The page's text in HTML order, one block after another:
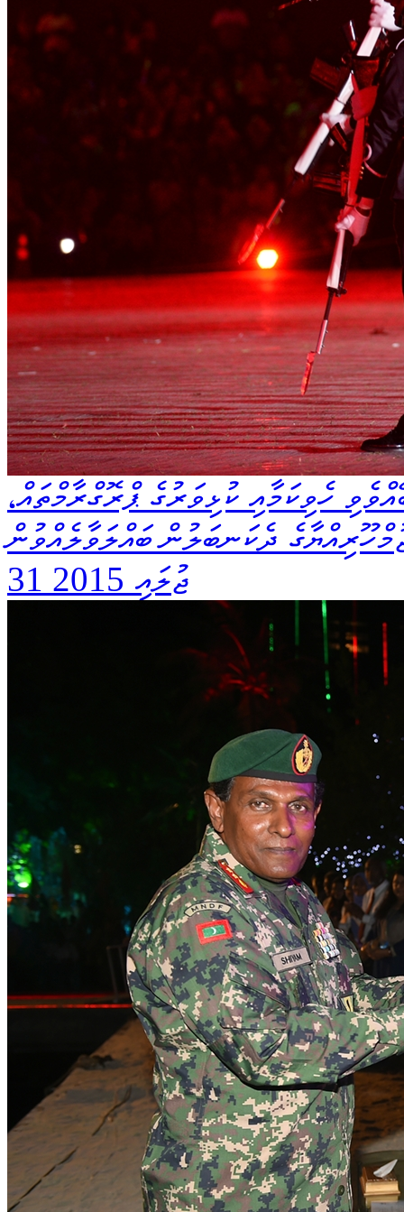
ހެވިކަމާއި ކުޅިވަރުގެ ޕްރޮގްރާމްތައް،
ދެކަނބަލުން ބައްލަވާލެއްވުން
31 ޖުލައި 2015